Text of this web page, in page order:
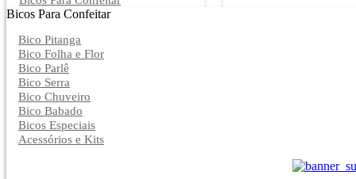
Bicos Para Confeitar
Bico Pitanga
Bico Folha e Flor
Bico Parlê
Bico Serra
Bico Chuveiro
Bico Babado
Bicos Especiais
Acessórios e Kits